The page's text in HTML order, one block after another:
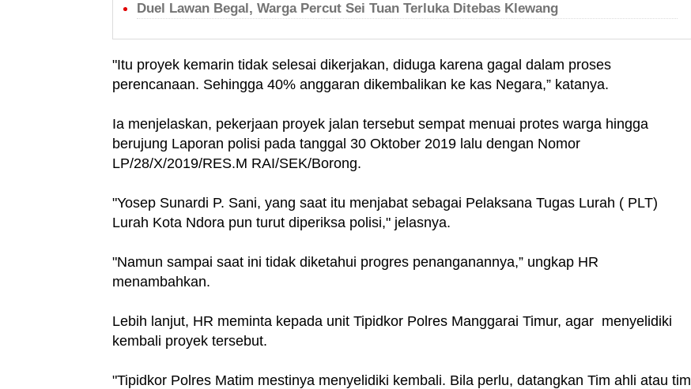
Duel Lawan Begal, Warga Percut Sei Tuan Terluka Ditebas Klewang
"Itu proyek kemarin tidak selesai dikerjakan, diduga karena gagal dalam proses
perencanaan. Sehingga 40% anggaran dikembalikan ke kas Negara,” katanya.
Ia menjelaskan, pekerjaan proyek jalan tersebut sempat menuai protes warga hingga
berujung Laporan polisi pada tanggal 30 Oktober 2019 lalu dengan Nomor
LP/28/X/2019/RES.M RAI/SEK/Borong.
"Yosep Sunardi P. Sani, yang saat itu menjabat sebagai Pelaksana Tugas Lurah ( PLT)
Lurah Kota Ndora pun turut diperiksa polisi," jelasnya.
"Namun sampai saat ini tidak diketahui progres penanganannya,” ungkap HR
menambahkan.
Lebih lanjut, HR meminta kepada unit Tipidkor Polres Manggarai Timur, agar menyelidiki
kembali proyek tersebut.
"Tipidkor Polres Matim mestinya menyelidiki kembali. Bila perlu, datangkan Tim ahli atau tim